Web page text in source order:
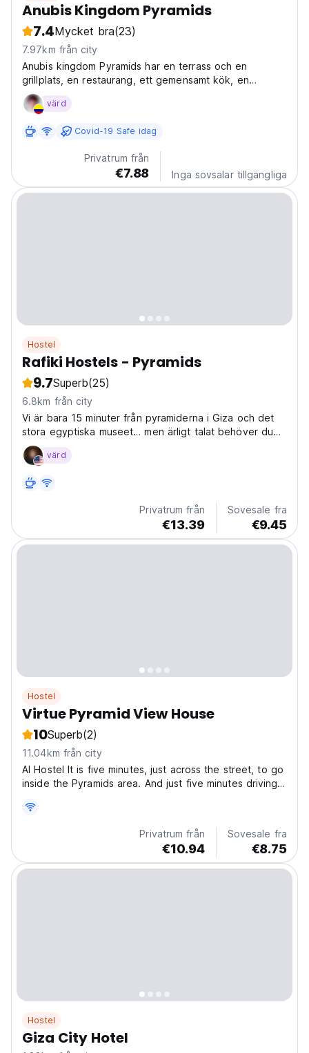
Anubis Kingdom Pyramids
7.4Mycket bra(23)
7.97km från city
Anubis kingdom Pyramids har en terrass och en
grillplats, en restaurang, ett gemensamt kök, en
gemensam lounge och gratis WiFi.
värd
Covid-19 Safe idag
Privatrum från
€7.88 Inga sovsalar tillgängliga
Hostel
Rafiki Hostels - Pyramids
9.7Superb(25)
6.8km från city
Vi är bara 15 minuter från pyramiderna i Giza och det
stora egyptiska museet… men ärligt talat behöver du
inte gå därifrån för att njuta av utsikten. Vår takterrass
har platser på första parkett till pyramiderna. Jacuzzi
värd
Privatrum från
€13.39
Sovesale fra
€9.45
Hostel
Virtue Pyramid View House
10Superb(2)
11.04km från city
Al Hostel It is five minutes, just across the street, to go
inside the Pyramids area. And just five minutes driving
Grand Egyptian Museum and Giza Pyramids. Virtue
Pyramid View House Policy and Conditions:
Privatrum från
€10.94
Sovesale fra
€8.75
Hostel
Giza City Hotel